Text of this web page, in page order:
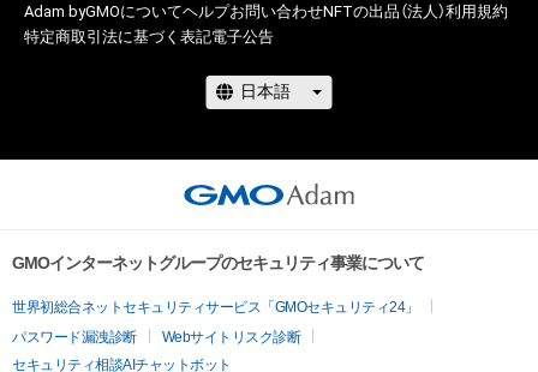
Adam byGMOについてヘルプお問い合わせNFTの出品（法人）利用規約
特定商取引法に基づく表記電子公告
GMOインターネットグループのセキュリティ事業について
世界初総合ネットセキュリティサービス「GMOセキュリティ24」
パスワード漏洩診断
Webサイトリスク診断
セキュリティ相談AIチャットボット